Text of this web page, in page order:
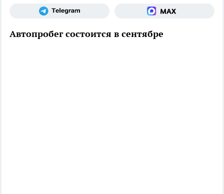
Автопробег состоится в сентябре